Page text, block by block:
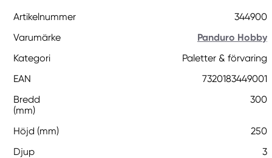
Artikelnummer
344900
Varumärke
Panduro Hobby
Kategori
Paletter & förvaring
EAN
7320183449001
Bredd
(mm)
300
Höjd (mm)
250
Djup
3